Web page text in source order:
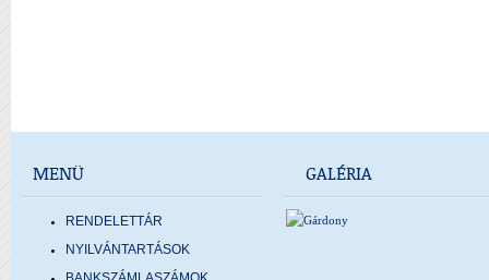
MENÜ
RENDELETTÁR
NYILVÁNTARTÁSOK
GALÉRIA